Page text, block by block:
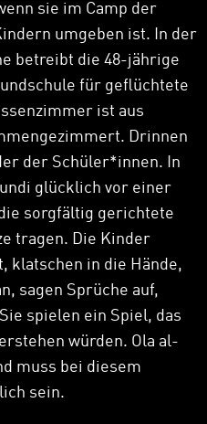
sie im Camp der
umgeben ist. In der
betreibt die 48-jährige
für geflüchtete
ist aus
Drinnen
der Schüler*innen. In
glücklich vor einer
sorgfältig gerichtete
tragen. Die Kinder
klatschen in die Hände,
sagen Sprüche auf,
spielen ein Spiel, das
würden. Ola al-
muss bei diesem
sein.